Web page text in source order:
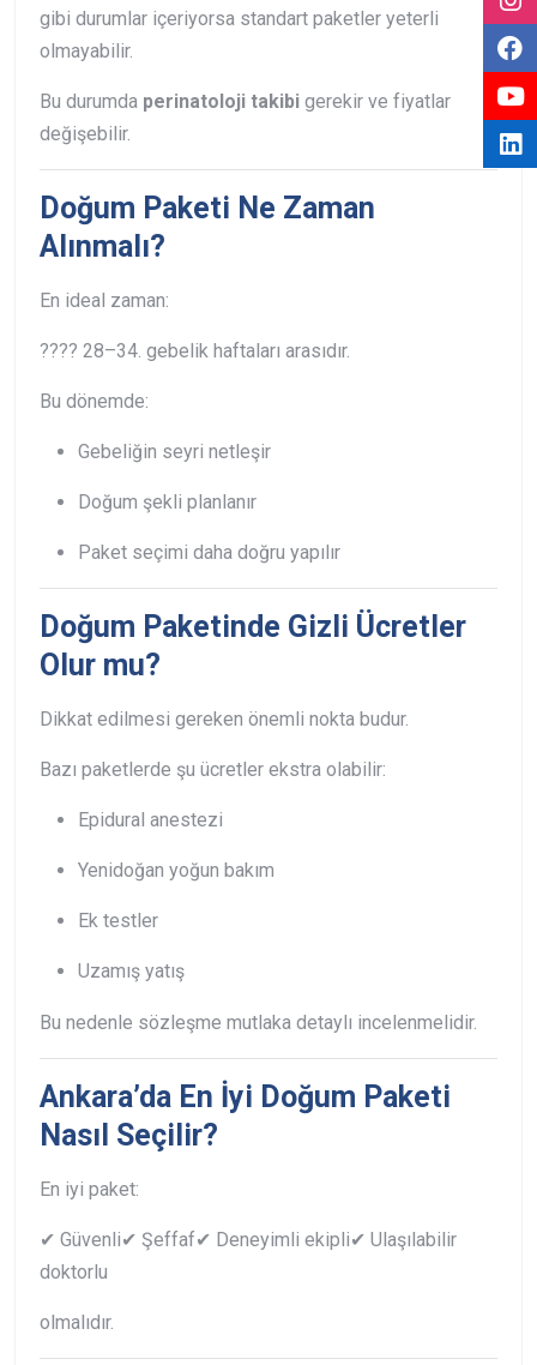
gibi durumlar içeriyorsa standart paketler yeterli
olmayabilir.
Bu durumda perinatoloji takibi gerekir ve fiyatlar
değişebilir.
Doğum Paketi Ne Zaman
Alınmalı?
En ideal zaman:
???? 28–34. gebelik haftaları arasıdır.
Bu dönemde:
Gebeliğin seyri netleşir
Doğum şekli planlanır
Paket seçimi daha doğru yapılır
Doğum Paketinde Gizli Ücretler
Olur mu?
Dikkat edilmesi gereken önemli nokta budur.
Bazı paketlerde şu ücretler ekstra olabilir:
Epidural anestezi
Yenidoğan yoğun bakım
Ek testler
Uzamış yatış
Bu nedenle sözleşme mutlaka detaylı incelenmelidir.
Ankara’da En İyi Doğum Paketi
Nasıl Seçilir?
En iyi paket:
✔ Güvenli✔ Şeffaf✔ Deneyimli ekipli✔ Ulaşılabilir
doktorlu
olmalıdır.